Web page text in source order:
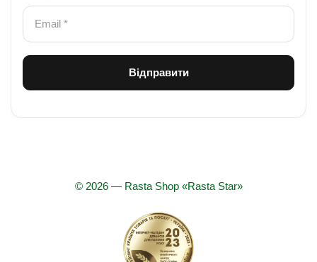
© 2026 — Rasta Shop «Rasta Star»